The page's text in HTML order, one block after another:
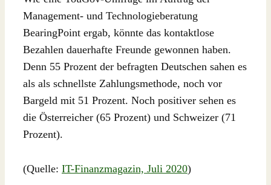
Management- und Technologieberatung
BearingPoint ergab, könnte das kontaktlose
Bezahlen dauerhafte Freunde gewonnen haben.
Denn 55 Prozent der befragten Deutschen sahen es
als als schnellste Zahlungsmethode, noch vor
Bargeld mit 51 Prozent. Noch positiver sehen es
die Österreicher (65 Prozent) und Schweizer (71
Prozent).
(Quelle: IT-Finanzmagazin, Juli 2020)